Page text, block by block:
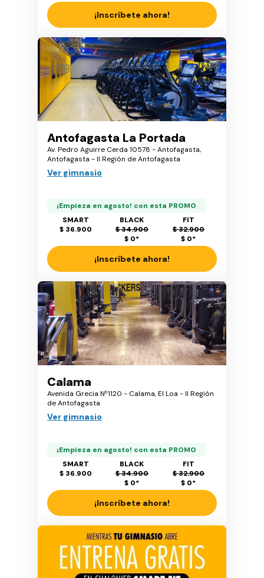
¡Inscríbete ahora!
Antofagasta La Portada
Av. Pedro Aguirre Cerda 10578 - Antofagasta,
Antofagasta - II Región de Antofagasta
Ver gimnasio
¡Empieza en agosto! con esta PROMO
SMART
$ 36.900
BLACK
$ 34.900
$ 0*
FIT
$ 32.900
$ 0*
¡Inscríbete ahora!
Calama
Avenida Grecia Nº1120 - Calama, El Loa - II Región
de Antofagasta
Ver gimnasio
¡Empieza en agosto! con esta PROMO
SMART
$ 36.900
BLACK
$ 34.900
$ 0*
FIT
$ 32.900
$ 0*
¡Inscríbete ahora!